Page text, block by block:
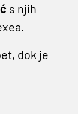
s njih
dok je